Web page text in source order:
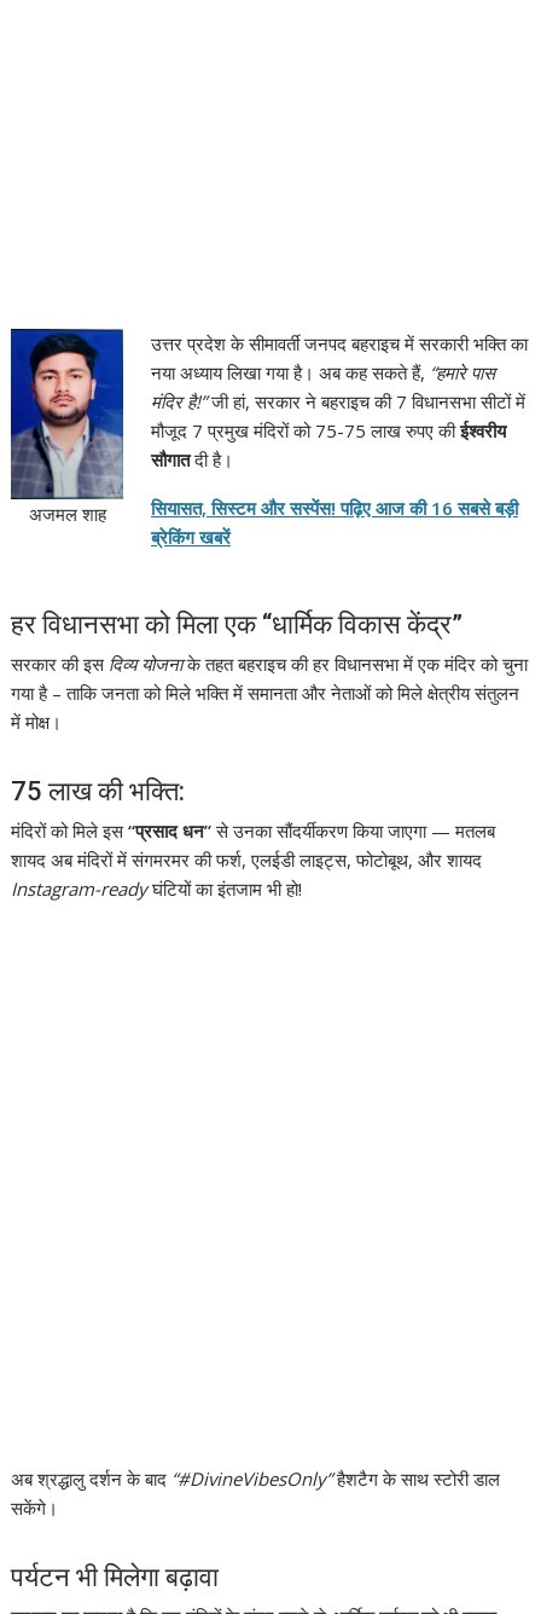
अजमल शाह
उत्तर प्रदेश के सीमावर्ती जनपद बहराइच में सरकारी भक्ति का
नया अध्याय लिखा गया है। अब कह सकते हैं, “हमारे पास
मंदिर है!”जी हां, सरकार ने बहराइच की 7 विधानसभा सीटों में
मौजूद 7 प्रमुख मंदिरों को 75-75 लाख रुपए कीईश्वरीय
सौगातदी है।
सियासत, सिस्टम और सस्पेंस! पढ़िए आज की 16 सबसे बड़ी
ब्रेकिंग खबरें
हर विधानसभा को मिला एक “धार्मिक विकास केंद्र”
सरकार की इस दिव्य योजनाके तहत बहराइच की हर विधानसभा में एक मंदिर को चुना
गया है – ताकि जनता को मिले भक्ति में समानता और नेताओं को मिले क्षेत्रीय संतुलन
में मोक्ष।
75 लाख की भक्ति:
मंदिरों को मिले इस“प्रसाद धन”से उनका सौंदर्यीकरण किया जाएगा — मतलब
शायद अब मंदिरों में संगमरमर की फर्श, एलईडी लाइट्स, फोटोबूथ, और शायद
Instagram-readyघंटियों का इंतजाम भी हो!
अब श्रद्धालु दर्शन के बाद “#DivineVibesOnly”हैशटैग के साथ स्टोरी डाल
सकेंगे।
पर्यटन भी मिलेगा बढ़ावा